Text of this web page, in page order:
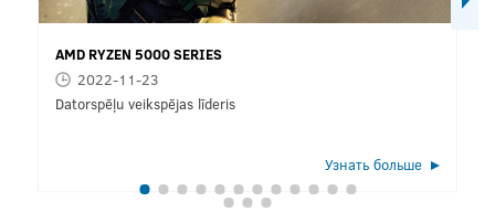
AMD RYZEN 5000 SERIES
2022-11-23
Datorspēļu veikspējas līderis
Узнать больше